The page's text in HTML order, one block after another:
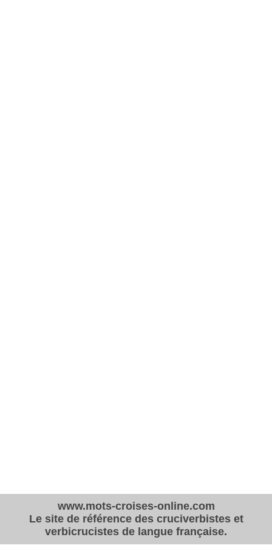
www.mots-croises-online.com
Le site de référence des cruciverbistes et
verbicrucistes de langue française.